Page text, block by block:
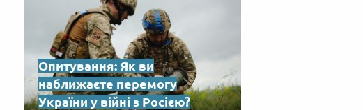
Опитування: Як ви
наближаєте перемогу
України у війні з Росією?